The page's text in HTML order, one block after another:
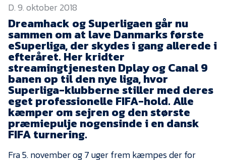
EfB Akademi
Sydvestjysk Fodbold
Samarbejde
Partnere
Blue Water Arena
Aktionærinformation
Kontakt
Job i EfB
Presse
D. 9. oktober 2018
Dreamhack og Superligaen går nu
sammen om at lave Danmarks første
eSuperliga, der skydes i gang allerede i
efteråret. Her kridter
streamingtjenesten Dplay og Canal 9
banen op til den nye liga, hvor
Superliga-klubberne stiller med deres
eget professionelle FIFA-hold. Alle
kæmper om sejren og den største
præmiepulje nogensinde i en dansk
FIFA turnering.
Fra 5. november og 7 uger frem kæmpes der for